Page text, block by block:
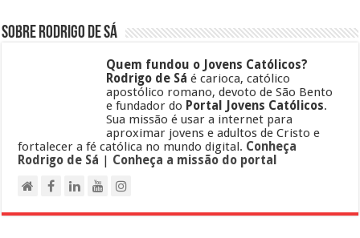
Sobre Rodrigo de Sá
Quem fundou o Jovens Católicos?
Rodrigo de Sá é carioca, católico
apostólico romano, devoto de São Bento
e fundador do Portal Jovens Católicos.
Sua missão é usar a internet para
aproximar jovens e adultos de Cristo e
fortalecer a fé católica no mundo digital. Conheça
Rodrigo de Sá | Conheça a missão do portal